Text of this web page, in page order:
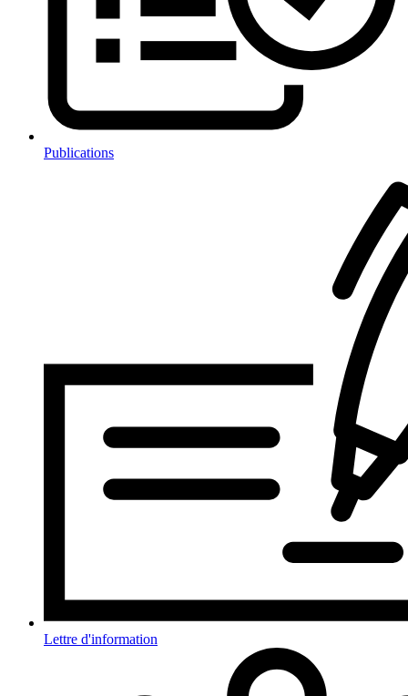
Publications
Lettre d'information